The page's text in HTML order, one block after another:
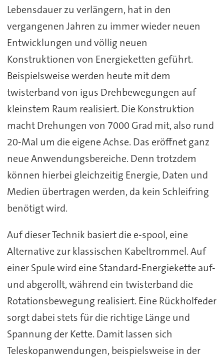
Lebensdauer zu verlängern, hat in den
vergangenen Jahren zu immer wieder neuen
Entwicklungen und völlig neuen
Konstruktionen von Energieketten geführt.
Beispielsweise werden heute mit dem
twisterband von igus Drehbewegungen auf
kleinstem Raum realisiert. Die Konstruktion
macht Drehungen von 7000 Grad mit, also rund
20-Mal um die eigene Achse. Das eröffnet ganz
neue Anwendungsbereiche. Denn trotzdem
können hierbei gleichzeitig Energie, Daten und
Medien übertragen werden, da kein Schleifring
benötigt wird.
Auf dieser Technik basiert die e-spool, eine
Alternative zur klassischen Kabeltrommel. Auf
einer Spule wird eine Standard-Energiekette auf-
und abgerollt, während ein twisterband die
Rotationsbewegung realisiert. Eine Rückholfeder
sorgt dabei stets für die richtige Länge und
Spannung der Kette. Damit lassen sich
Teleskopanwendungen, beispielsweise in der